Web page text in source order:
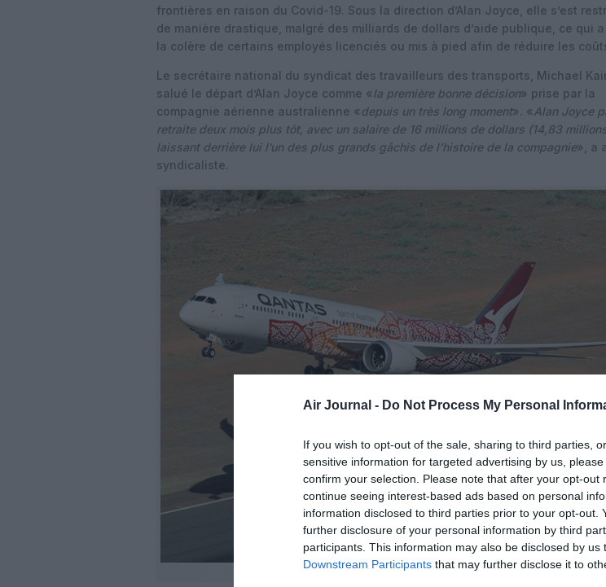
Air Journal - Do Not Process My Personal
If you wish to opt-out of the sale, sharing to third parties,
sensitive information for targeted advertising by us,
confirm your selection. Please note that after your opt-out
continue seeing interest-based ads based on personal
information disclosed to third parties prior to your opt-out.
further disclosure of your personal information by third
participants. This information may also be disclosed by us
Downstream Participants that may further disclose it to
frontières en raison du Covid-19. Sous la direction d’Alan Joyce, elle s’est
de manière drastique, malgré des milliards de dollars d’aide publique, ce qui
la colère de certains employés licenciés ou mis à pied afin de réduire les
Le secrétaire national du syndicat des travailleurs des transports, Michael
salué le départ d’Alan Joyce comme « la première bonne décision» prise par la
compagnie aérienne australienne « depuis un très long moment». «Alan Joyce
retraite deux mois plus tôt, avec un salaire de 16 millions de dollars (14,83 millions
laissant derrière lui l’un des plus grands gâchis de l’histoire de la compagnie», a
syndicaliste.
©Qantas